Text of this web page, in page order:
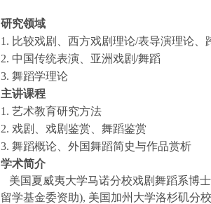
研究领域
1. 比较戏剧、西方戏剧理论/表导演理论、
2. 中国传统表演、亚洲戏剧/舞蹈
3. 舞蹈学理论
主讲课程
1. 艺术教育研究方法
2. 戏剧、戏剧鉴赏、舞蹈鉴赏
3. 舞蹈概论、外国舞蹈简史与作品赏析
学术简介
美国夏威夷大学马诺分校戏剧舞蹈系博
留学基金委资助), 美国加州大学洛杉矶分校